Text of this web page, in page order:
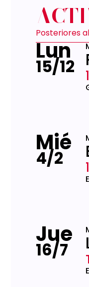
Posteriores
Lun
15/12
Mié
4/2
Jue
16/7